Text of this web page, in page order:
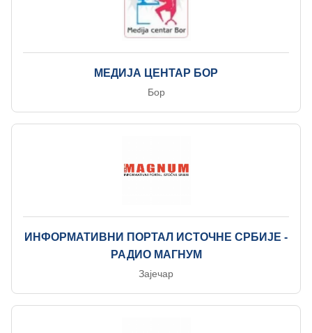
МЕДИЈА ЦЕНТАР БОР
Бор
ИНФОРМАТИВНИ ПОРТАЛ ИСТОЧНЕ СРБИЈЕ -
РАДИО МАГНУМ
Зајечар